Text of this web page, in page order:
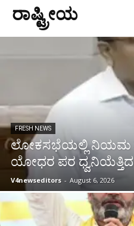
ರಾಷ್ಟ್ರೀಯ
FRESH NEWS
ಲೋಕಸಭೆಯಲ್ಲಿ ನಿಯಮ
ಯೋಧರ ಪರ ಧ್ವನಿಯೆತ್ತಿದ
V4newseditors - August 6, 2026